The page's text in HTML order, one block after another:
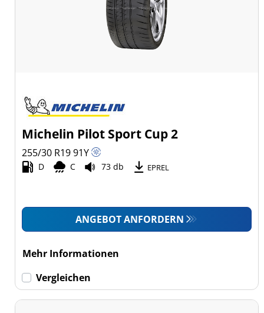
Michelin Pilot Sport Cup 2
255/30 R1991Y
D C 73 db EPREL
ANGEBOT ANFORDERN
Mehr Informationen
Vergleichen